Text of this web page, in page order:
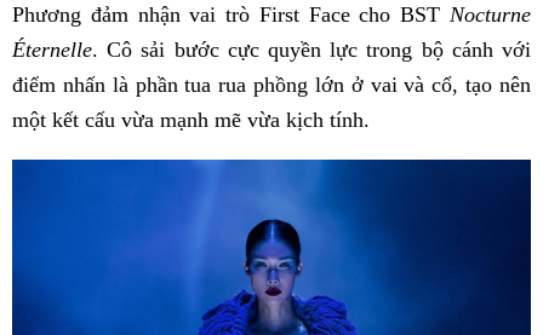
Phương đảm nhận vai trò First Face cho BST Nocturne
Éternelle. Cô sải bước cực quyền lực trong bộ cánh với
điểm nhấn là phần tua rua phồng lớn ở vai và cổ, tạo nên
một kết cấu vừa mạnh mẽ vừa kịch tính.